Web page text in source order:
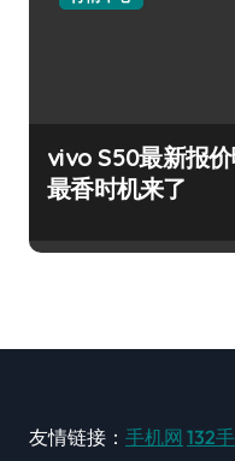
vivo S50最新报
最香时机来了
友情链接： 手机网 132